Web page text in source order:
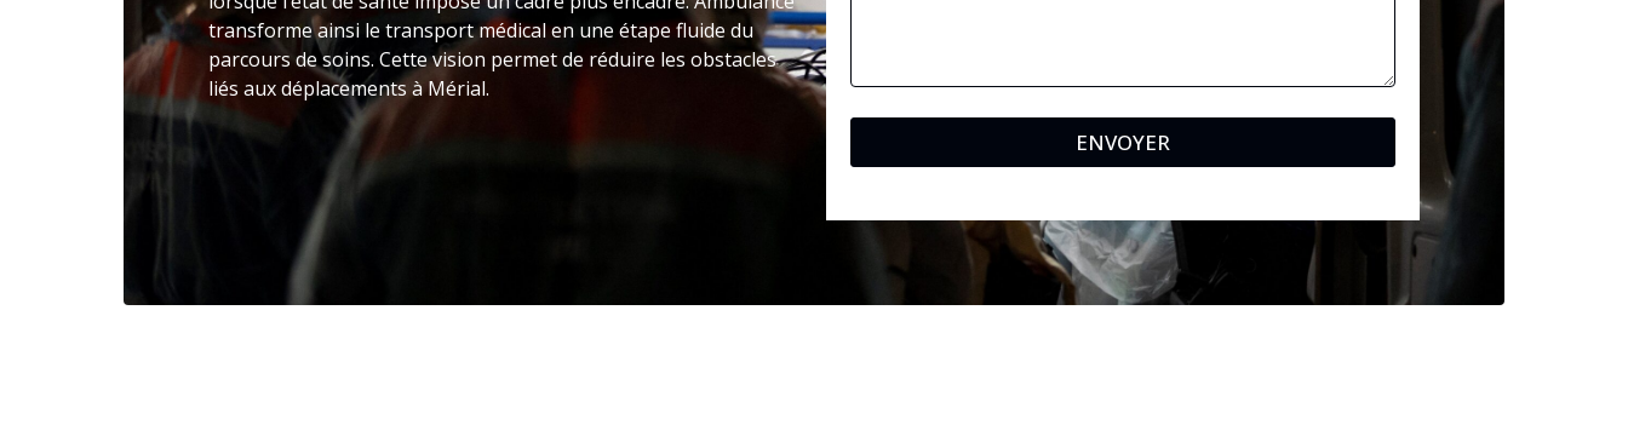
transforme ainsi le transport médical en une étape fluide du
parcours de soins. Cette vision permet de réduire les obstacles
liés aux déplacements à Mérial.
ENVOYER